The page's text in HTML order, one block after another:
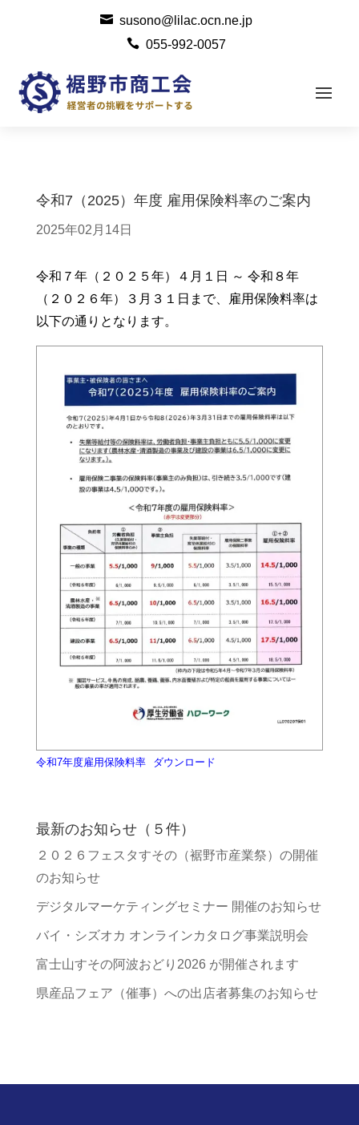
 susono@lilac.ocn.ne.jp
 055-992-0057
令和7（2025）年度 雇用保険料率のご案内
2025年02月14日
令和７年（２０２５年）４月１日 ～ 令和８年
（２０２６年）３月３１日まで、雇用保険料率は
以下の通りとなります。
令和7年度雇用保険料率 ダウンロード
最新のお知らせ（５件）
２０２６フェスタすその（裾野市産業祭）の開催
のお知らせ
デジタルマーケティングセミナー 開催のお知らせ
バイ・シズオカ オンラインカタログ事業説明会
富士山すその阿波おどり2026 が開催されます
県産品フェア（催事）への出店者募集のお知らせ